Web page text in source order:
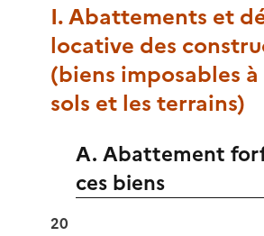
I. Abattements et
locative des
(biens imposables
sols et les terrains)
A. Abattement
ces biens
20